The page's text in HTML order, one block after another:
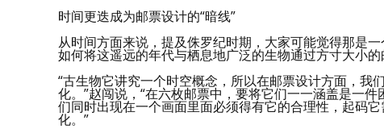
时间更迭成为邮票设计的“暗线”
从时间方面来说，提及侏罗纪时期，大家可能觉得那是
如何将这遥远的年代与栖息地广泛的生物通过方寸大小的
“古生物它讲究一个时空概念，所以在邮票设计方面，
化。”赵闯说，“在六枚邮票中，要将它们一一涵盖是一
们同时出现在一个画面里面必须得有它的合理性，起码
化。”